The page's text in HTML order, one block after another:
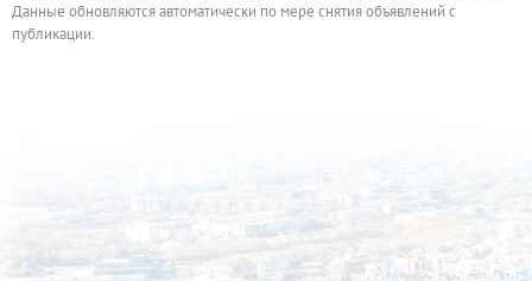
Данные обновляются автоматически по мере снятия объявлений с
публикации.